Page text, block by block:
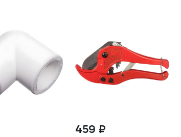
459 ₽